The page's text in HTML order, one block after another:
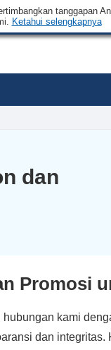
tanggapan
Ketahui selengkapnya
dan
Promosi
kami
dan